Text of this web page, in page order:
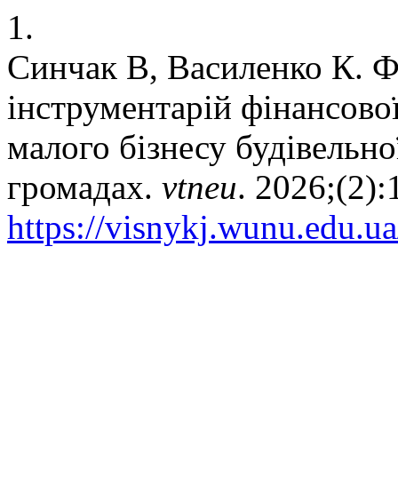
1.
Синчак В, Василенко К.
інструментарій
малого бізнесу
громадах. vtneu.
https://